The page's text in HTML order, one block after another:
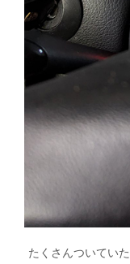
たくさんついてい